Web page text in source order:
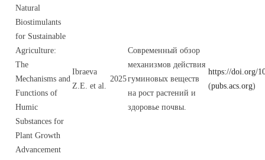
Natural
Biostimulants
for Sustainable
Agriculture:
The
Mechanisms and
Functions of
Humic
Substances for
Plant Growth
Advancement
Ibraeva
Z.E. et al.
2025
Современный обзор
механизмов действия
гуминовых веществ
на рост растений и
здоровье почвы.
https://doi.org/
(pubs.acs.org)